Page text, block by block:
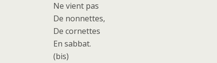
Ne vient pas
De nonnettes,
De cornettes
En sabbat.
(bis)